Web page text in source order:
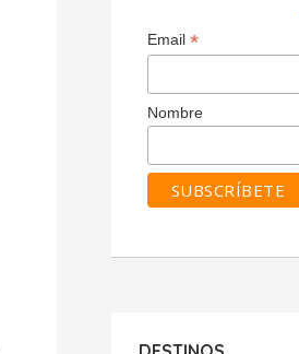
Email *
Nombre